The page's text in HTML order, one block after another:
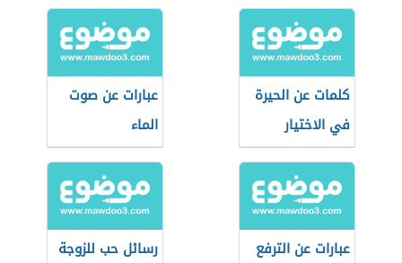
كلمات عن الحيرة
في الاختيار
عبارات عن صوت
الماء
عبارات عن الترفع
رسائل حب للزوجة